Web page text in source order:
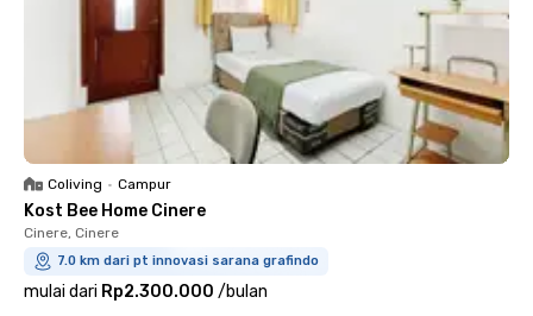
Coliving • Campur
Kost Bee Home Cinere
Cinere, Cinere
7.0 km dari pt innovasi sarana grafindo
mulai dari Rp2.300.000 /bulan